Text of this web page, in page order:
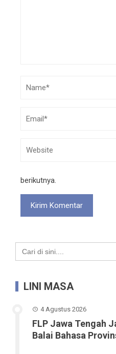
berikutnya.
Search
for:
LINI MASA
4 Agustus 2026
FLP Jawa Tengah
Balai Bahasa